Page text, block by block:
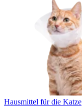
Hausmittel für die Katze